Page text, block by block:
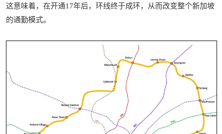
这意味着，在开通17年后，环线终于成环，从而改变整个新加坡
的通勤模式。